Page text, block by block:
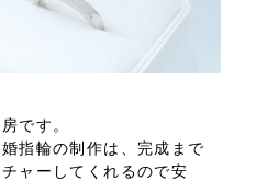
です。
指輪の制作は、完成まで
ャーしてくれるので安